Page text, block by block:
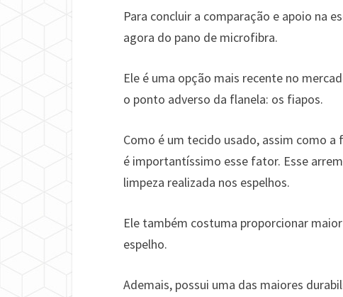
Para concluir a comparação e apoio na
agora do pano de microfibra.
Ele é uma opção mais recente no
o ponto adverso da flanela: os fiapos.
Como é um tecido usado, assim como a
é importantíssimo esse fator. Esse
limpeza realizada nos espelhos.
Ele também costuma proporcionar
espelho.
Ademais, possui uma das maiores